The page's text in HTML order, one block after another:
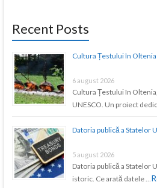
Recent Posts
Cultura Țestului în Oltenia
6 august 2026
Cultura Țestului în
UNESCO. Un proiect
Datoria publică a Statelor
5 august 2026
Datoria publică a Statelor
istoric. Ce arată datele …